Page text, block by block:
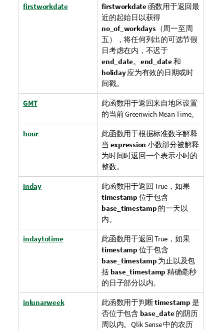
firstworkdate firstworkdate函数用于返回最
近的起始日以获得
no_of_workdays（周一至周
五），将任何列出的可选节假
日考虑在内，不迟于
end_date。 end_date和
holiday应为有效的日期或时
间戳。
GMT
此函数用于返回来自地区设置
的当前Greenwich Mean Time。
hour
此函数用于根据标准数字解释
当 expression 小数部分被解释
为时间时返回一个表示小时的
整数。
inday 此函数用于返回True ，如果
timestamp 位于包含
base_timestamp 的一天以
内。
indaytotime 此函数用于返回True ，如果
timestamp 位于包含
base_timestamp 为止以及包
括 base_timestamp 精确毫秒
的日子部分以内。
inlunarweek 此函数用于判断timestamp 是
否位于包含 base_date的阴历
周以内。 Qlik Sense中的农历